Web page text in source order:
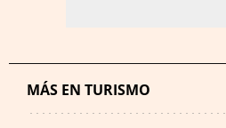
MÁS EN TURISMO